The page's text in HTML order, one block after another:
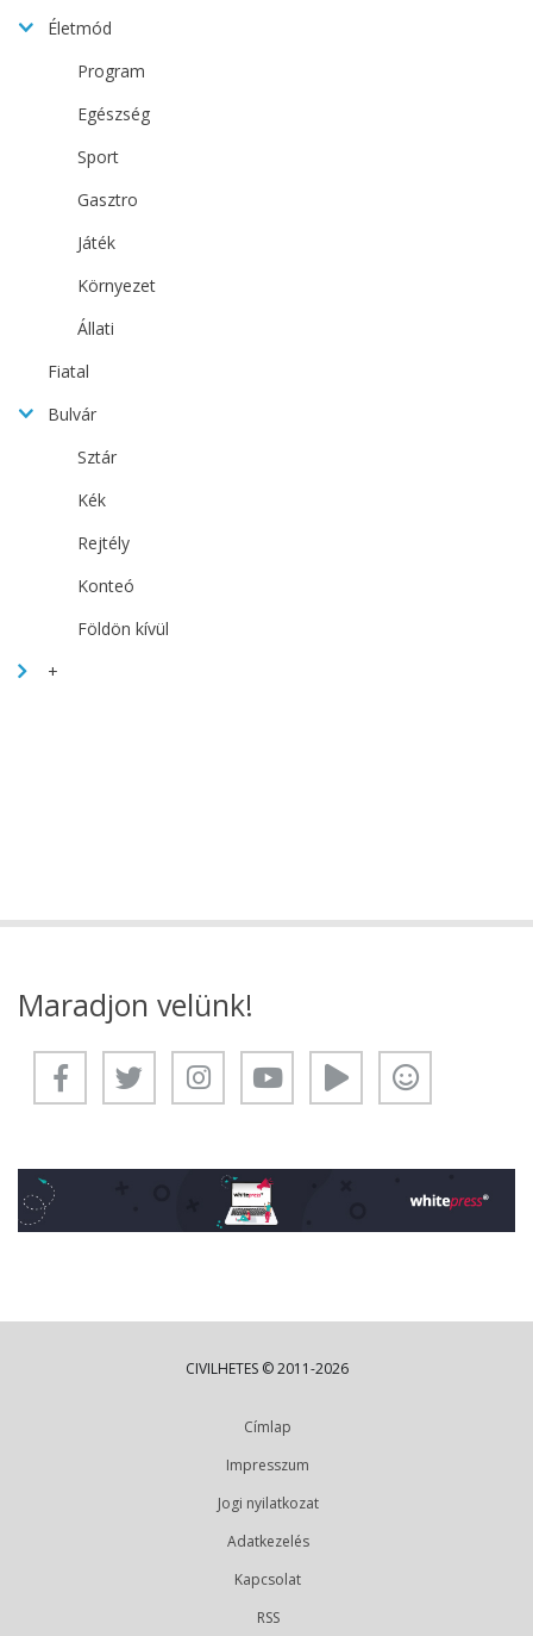
Életmód
Program
Egészség
Sport
Gasztro
Játék
Környezet
Állati
Fiatal
Bulvár
Sztár
Kék
Rejtély
Konteó
Földön kívül
+
Maradjon velünk!
CIVILHETES © 2011-2026
Címlap
Impresszum
Jogi nyilatkozat
Adatkezelés
Kapcsolat
RSS